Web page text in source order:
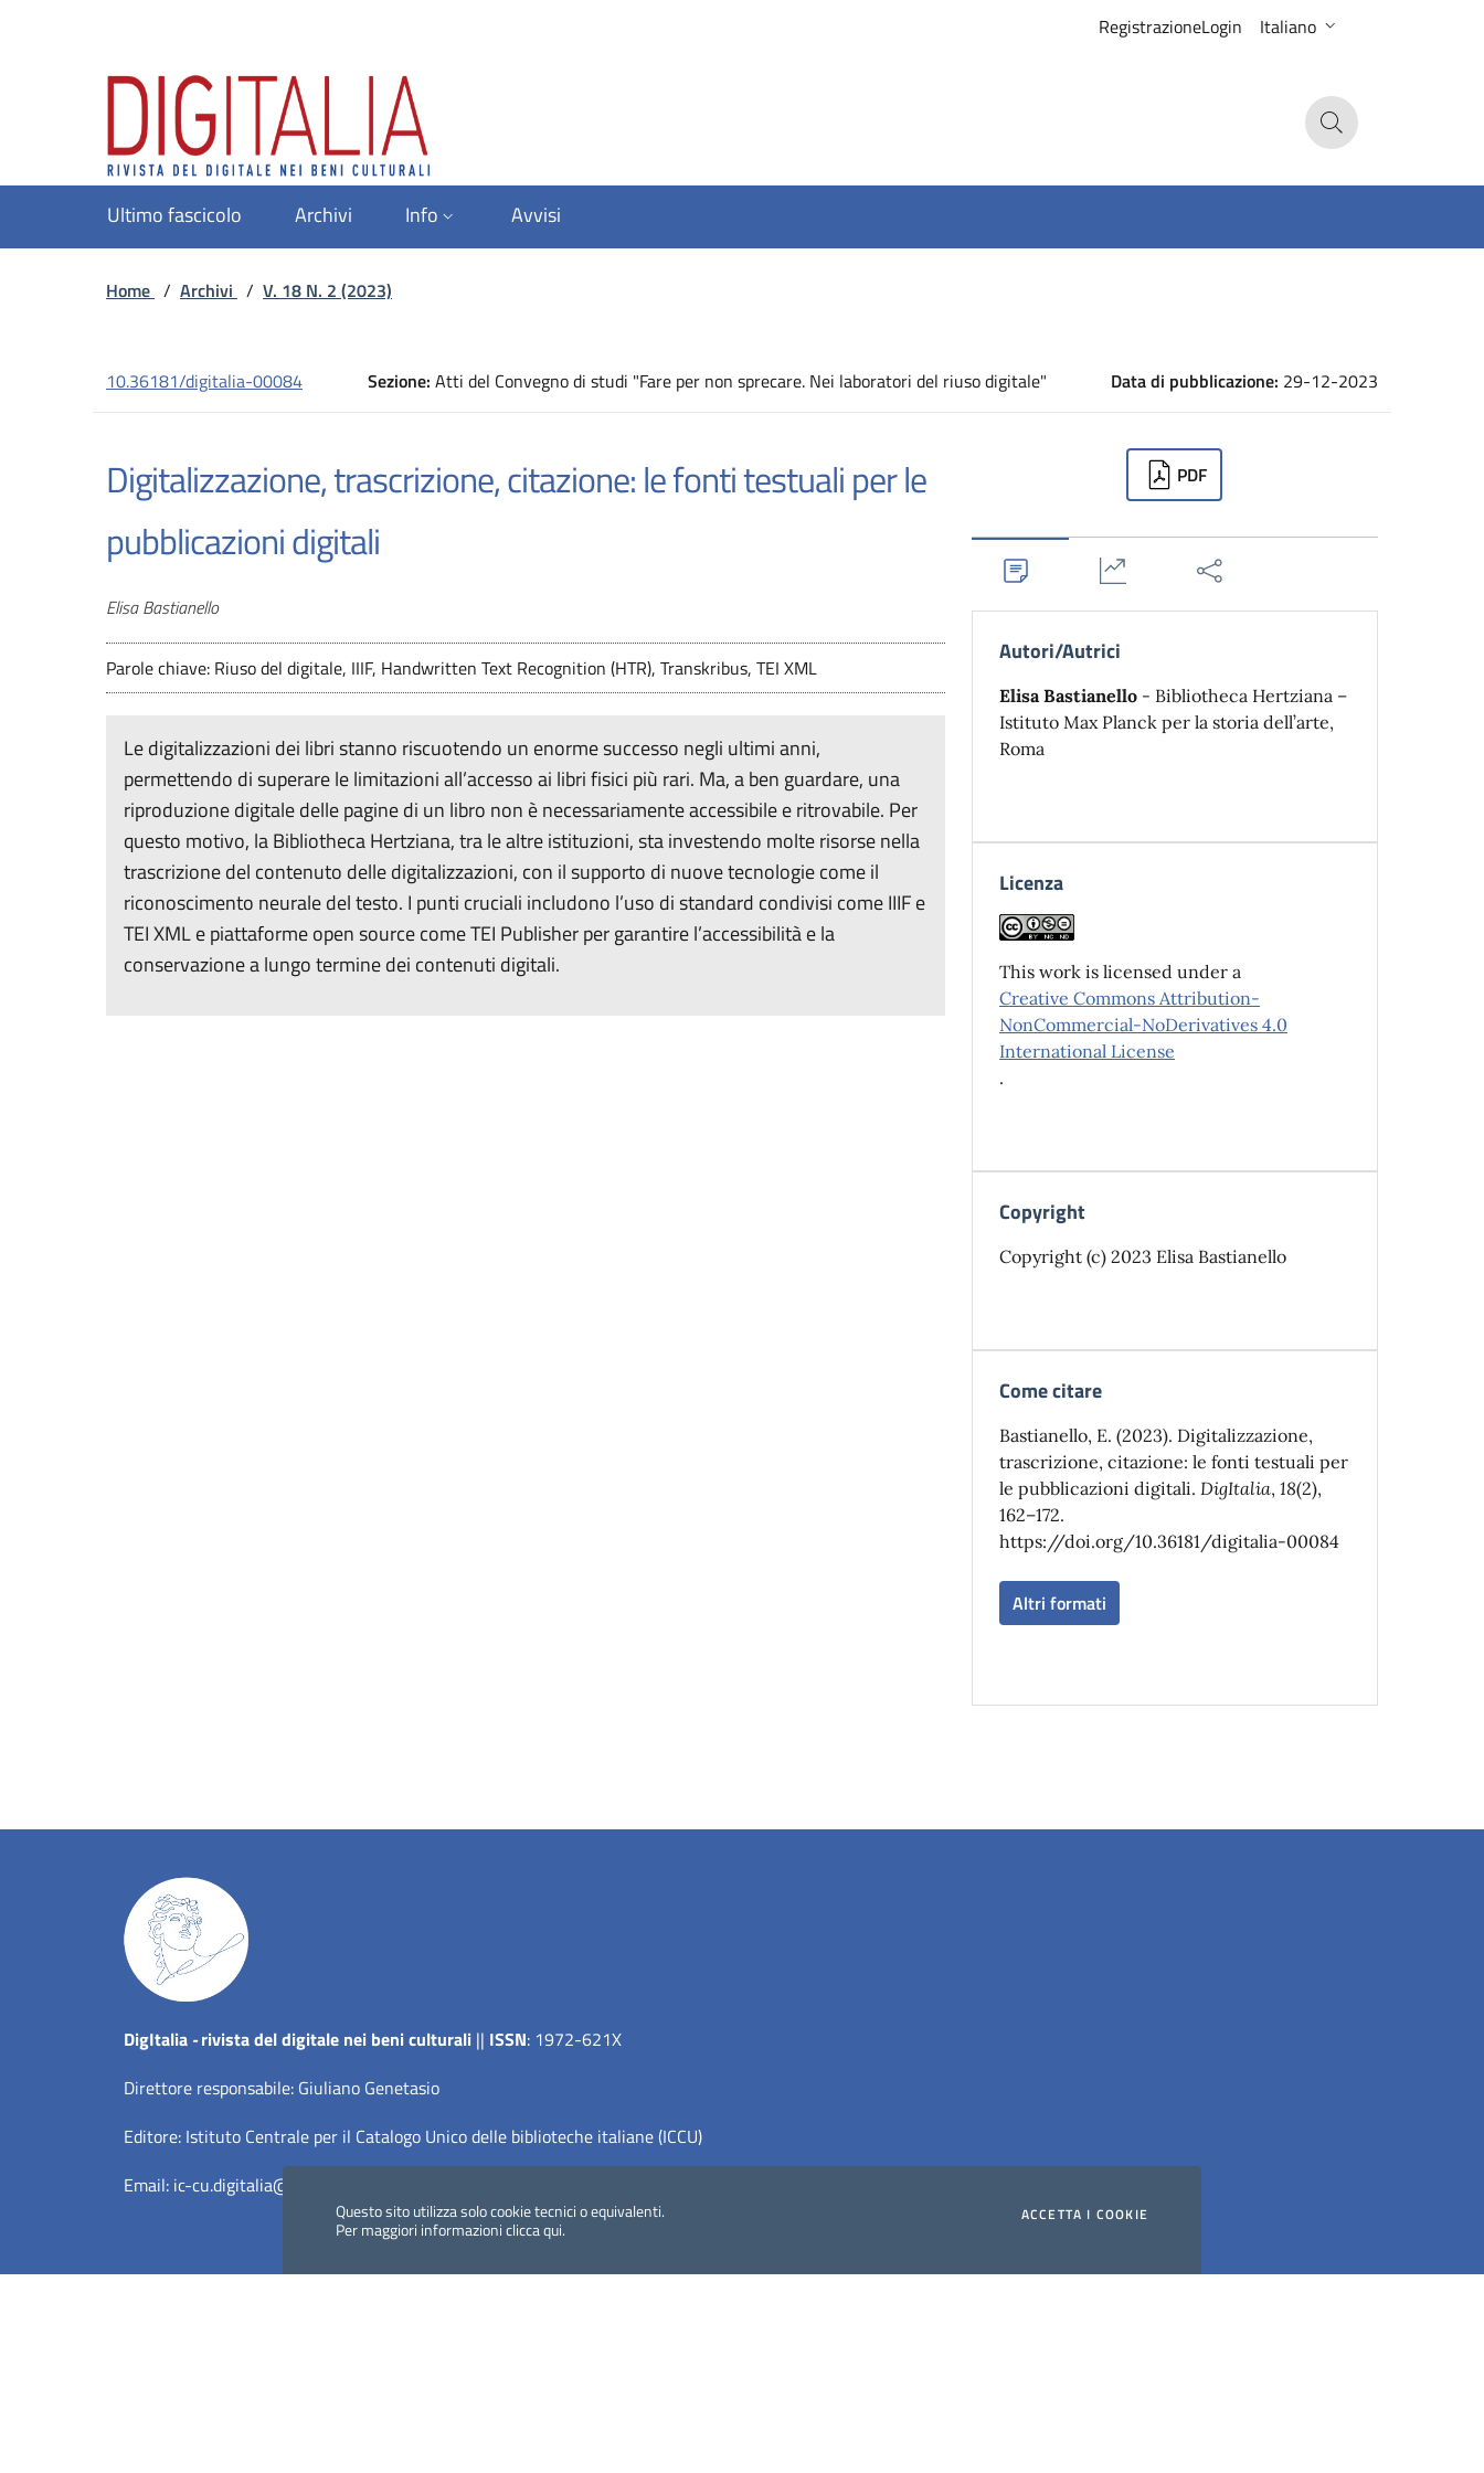
Questo sito utilizza solo cookie tecnici o equivalenti.
Per maggiori informazioniclicca qui.
ACCETTA I COOKIE
RegistrazioneLogin Italiano
Ultimo fascicolo Archivi Info Avvisi
Home / Archivi / V. 18 N. 2 (2023)
10.36181/digitalia-00084 Sezione: Atti del Convegno di studi "Fare per non sprecare. Nei laboratori del riuso digitale" Data di pubblicazione: 29-12-2023
Digitalizzazione, trascrizione, citazione: le fonti testuali per le
pubblicazioni digitali
Autori
Elisa Bastianello
Parole chiave: Riuso del digitale, IIIF, Handwritten Text Recognition (HTR), Transkribus, TEI XML
Le digitalizzazioni dei libri stanno riscuotendo un enorme successo negli ultimi anni,
permettendo di superare le limitazioni all’accesso ai libri fisici più rari. Ma, a ben guardare, una
riproduzione digitale delle pagine di un libro non è necessariamente accessibile e ritrovabile. Per
questo motivo, la Bibliotheca Hertziana, tra le altre istituzioni, sta investendo molte risorse nella
trascrizione del contenuto delle digitalizzazioni, con il supporto di nuove tecnologie come il
riconoscimento neurale del testo. I punti cruciali includono l’uso di standard condivisi come IIIF e
TEI XML e piattaforme open source come TEI Publisher per garantire l’accessibilità e la
conservazione a lungo termine dei contenuti digitali.
PDF
Autori/Autrici
Elisa Bastianello - Bibliotheca Hertziana –
Istituto Max Planck per la storia dell’arte,
Roma
Licenza
This work is licensed under a
Creative Commons Attribution-
NonCommercial-NoDerivatives 4.0
International License
.
Copyright
Copyright (c) 2023 Elisa Bastianello
Come citare
Bastianello, E. (2023). Digitalizzazione,
trascrizione, citazione: le fonti testuali per
le pubblicazioni digitali. DigItalia, 18(2),
162–172.
https://doi.org/10.36181/digitalia-00084
Altri formati
DigItalia -rivista del digitale nei beni culturali || ISSN: 1972-621X
Direttore responsabile: Giuliano Genetasio
Editore: Istituto Centrale per il Catalogo Unico delle biblioteche italiane (ICCU)
Email: ic-cu.digitalia@cultura.gov.it